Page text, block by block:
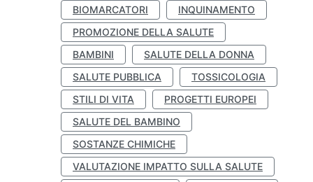
BIOMARCATORI
INQUINAMENTO
PROMOZIONE DELLA SALUTE
BAMBINI
SALUTE DELLA DONNA
SALUTE PUBBLICA
TOSSICOLOGIA
STILI DI VITA
PROGETTI EUROPEI
SALUTE DEL BAMBINO
SOSTANZE CHIMICHE
VALUTAZIONE IMPATTO SULLA SALUTE